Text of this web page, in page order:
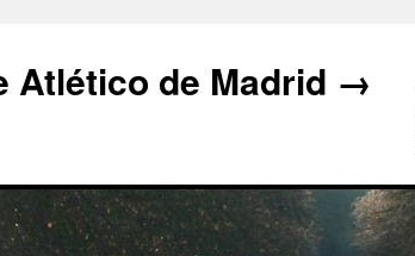
Atlético de Madrid →